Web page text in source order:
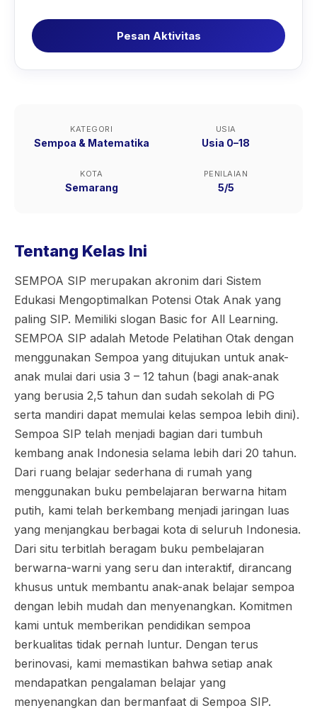
Pesan Aktivitas
KATEGORI
Sempoa & Matematika
USIA
Usia 0–18
KOTA
Semarang
PENILAIAN
5/5
Tentang Kelas Ini
SEMPOA SIP merupakan akronim dari Sistem
Edukasi Mengoptimalkan Potensi Otak Anak yang
paling SIP. Memiliki slogan Basic for All Learning.
SEMPOA SIP adalah Metode Pelatihan Otak dengan
menggunakan Sempoa yang ditujukan untuk anak-
anak mulai dari usia 3 – 12 tahun (bagi anak-anak
yang berusia 2,5 tahun dan sudah sekolah di PG
serta mandiri dapat memulai kelas sempoa lebih dini).
Sempoa SIP telah menjadi bagian dari tumbuh
kembang anak Indonesia selama lebih dari 20 tahun.
Dari ruang belajar sederhana di rumah yang
menggunakan buku pembelajaran berwarna hitam
putih, kami telah berkembang menjadi jaringan luas
yang menjangkau berbagai kota di seluruh Indonesia.
Dari situ terbitlah beragam buku pembelajaran
berwarna-warni yang seru dan interaktif, dirancang
khusus untuk membantu anak-anak belajar sempoa
dengan lebih mudah dan menyenangkan. Komitmen
kami untuk memberikan pendidikan sempoa
berkualitas tidak pernah luntur. Dengan terus
berinovasi, kami memastikan bahwa setiap anak
mendapatkan pengalaman belajar yang
menyenangkan dan bermanfaat di Sempoa SIP.